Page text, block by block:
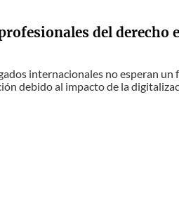
del derecho
internacionales no esperan
debido al impacto de la